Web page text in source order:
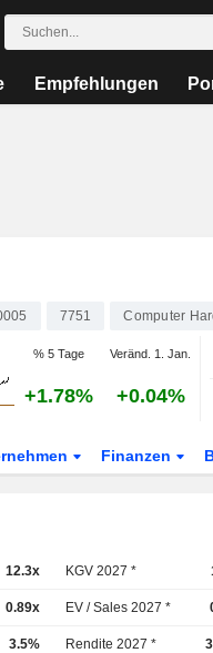
Empfehlungen
7751 Computer
% 5 Tage Veränd. 1. Jan.
+1.78% +0.04%
Finanzen
12.3x KGV 2027 *
0.89x EV / Sales 2027 *
3.5% Rendite 2027 *